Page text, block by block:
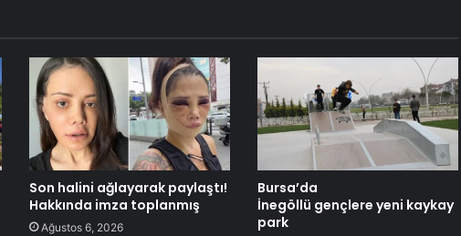
Son halini ağlayarak paylaştı!
Hakkında imza toplanmış
Ağustos 6, 2026
Bursa’da
İnegöllü gençlere yeni kaykay
park